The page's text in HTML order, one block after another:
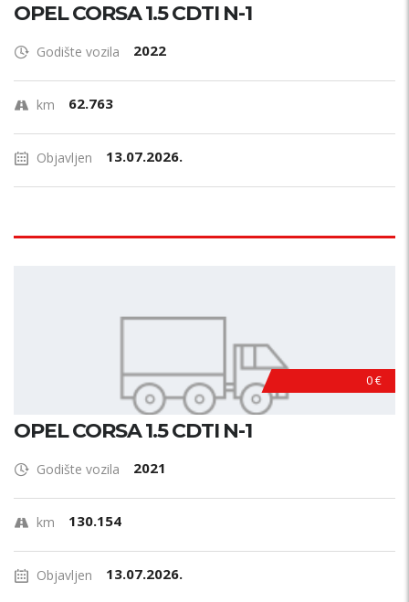
OPEL CORSA 1.5 CDTI N-1
Godište vozila 2022
km 62.763
Objavljen 13.07.2026.
0 €
OPEL CORSA 1.5 CDTI N-1
Godište vozila 2021
km 130.154
Objavljen 13.07.2026.